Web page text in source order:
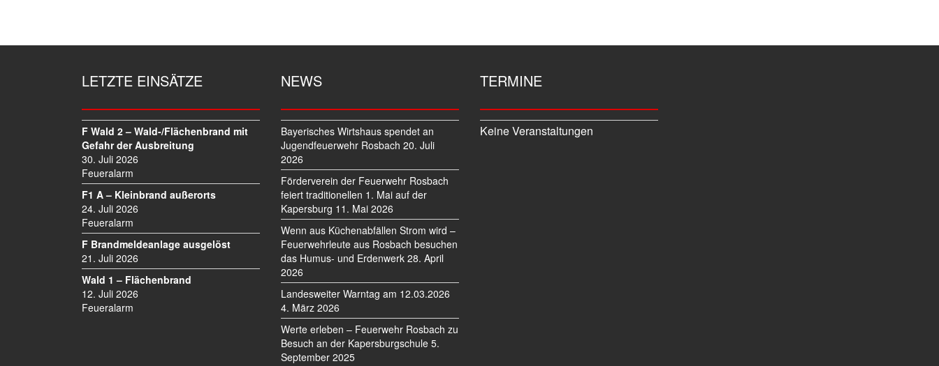
R
LETZTE EINSÄTZE
F Wald 2 – Wald-/Flächenbrand mit
Gefahr der Ausbreitung
30. Juli 2026
Feueralarm
F1 A – Kleinbrand außerorts
24. Juli 2026
Feueralarm
F Brandmeldeanlage ausgelöst
21. Juli 2026
Wald 1 – Flächenbrand
12. Juli 2026
Feueralarm
NEWS
Bayerisches Wirtshaus spendet an
Jugendfeuerwehr Rosbach 20. Juli
2026
Förderverein der Feuerwehr Rosbach
feiert traditionellen 1. Mai auf der
Kapersburg 11. Mai 2026
Wenn aus Küchenabfällen Strom wird –
Feuerwehrleute aus Rosbach besuchen
das Humus- und Erdenwerk 28. April
2026
Landesweiter Warntag am 12.03.2026
4. März 2026
Werte erleben – Feuerwehr Rosbach zu
Besuch an der Kapersburgschule 5.
September 2025
TERMINE
Keine Veranstaltungen